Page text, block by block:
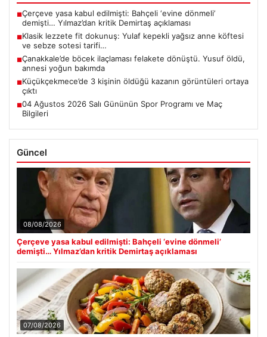
■Çerçeve yasa kabul edilmişti: Bahçeli ‘evine dönmeli’
demişti… Yılmaz’dan kritik Demirtaş açıklaması
■Klasik lezzete fit dokunuş: Yulaf kepekli yağsız anne köftesi
ve sebze sotesi tarifi…
■Çanakkale’de böcek ilaçlaması felakete dönüştü. Yusuf öldü,
annesi yoğun bakımda
■Küçükçekmece’de 3 kişinin öldüğü kazanın görüntüleri ortaya
çıktı
■04 Ağustos 2026 Salı Gününün Spor Programı ve Maç
Bilgileri
Güncel
08/08/2026
Çerçeve yasa kabul edilmişti: Bahçeli ‘evine dönmeli’
demişti… Yılmaz’dan kritik Demirtaş açıklaması
07/08/2026